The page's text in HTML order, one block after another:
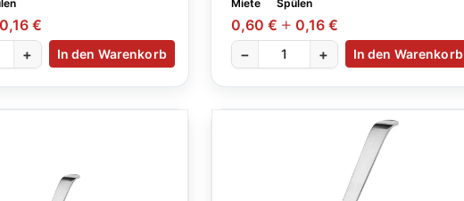
0,16 €
+ In den Warenkorb
Miete Spülen
0,60 €
0,16 €
−
+ In den Warenkorb